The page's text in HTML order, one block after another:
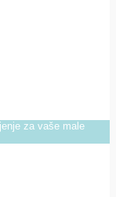
za vaše male